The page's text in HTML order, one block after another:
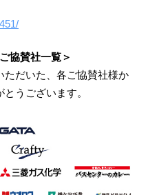
協賛社一覧＞
ただいた、各ご協賛社様か
うございます。